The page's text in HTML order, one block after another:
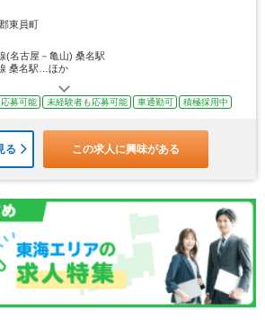
東員町
(名古屋－亀山) 桑名駅
桑名駅…ほか
募可能 未経験者も応募可能 車通勤可 積極採用中
る この求人に興味がある